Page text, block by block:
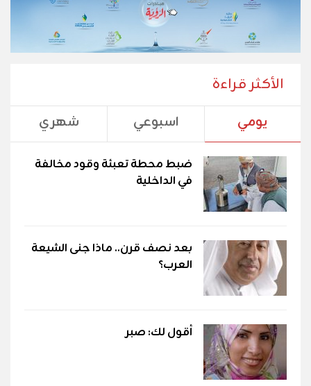
الأكثر قراءة
يومي اسبوعي شهري
ضبط محطة تعبئة وقود مخالفة
في الداخلية
بعد نصف قرن.. ماذا جنى الشيعة
العرب؟
أقول لك: صبر